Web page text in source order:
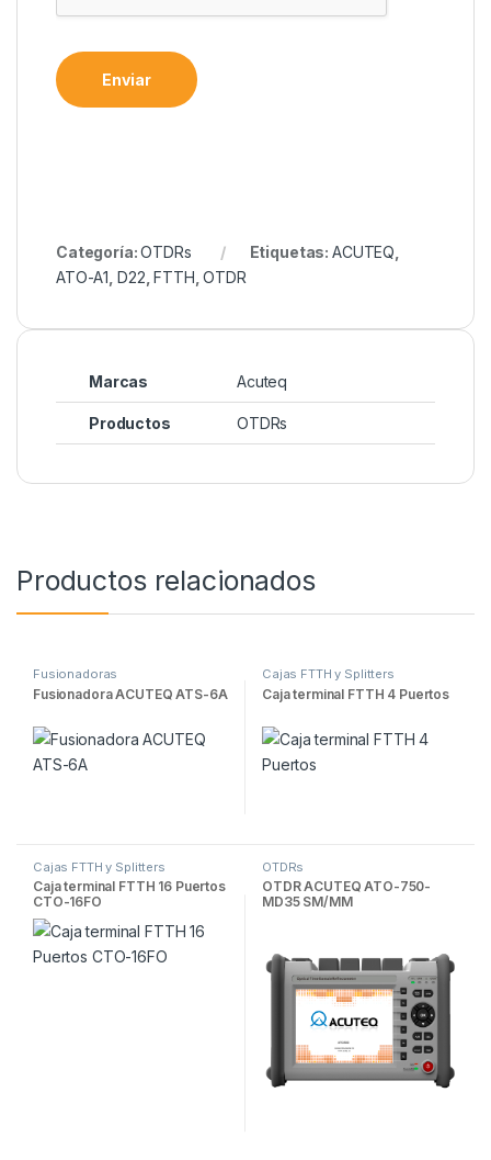
Enviar
Categoría:OTDRs Etiquetas: ACUTEQ
ATO-A1 D22 ,FTTH ,OTDR
Marcas Acuteq
Productos OTDRs
Productos relacionados
Fusionadoras
Fusionadora ACUTEQ ATS-6A
Cajas FTTH y Splitters
Caja terminal FTTH 4 Puertos
Cajas FTTH y Splitters
Caja terminal FTTH 16 Puertos
CTO-16FO
OTDRs
OTDR ACUTEQ ATO-750-
MD35 SM/MM